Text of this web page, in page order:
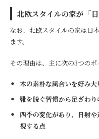
北欧スタイルの家が「
なお、北欧スタイルの家は日
ます。
その理由は、主に次の3つのポ
木の素朴な風合いを好み
靴を脱ぐ習慣から足ざわ
四季の変化があり、日射
視する点